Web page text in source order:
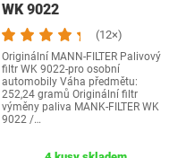
WK 9022
(12×)
Originální MANN-FILTER Palivový
filtr WK 9022-pro osobní
automobily Váha předmětu:
252,24 gramů Originální filtr
výměny paliva MANK-FILTER WK
9022 /…